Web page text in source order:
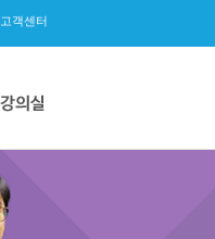
고객센터